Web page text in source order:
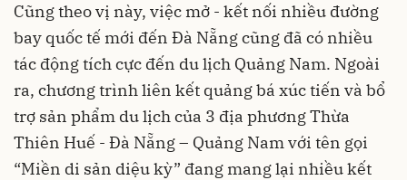
Cũng theo vị này, việc mở - kết nối nhiều đường
bay quốc tế mới đến Đà Nẵng cũng đã có nhiều
tác động tích cực đến du lịch Quảng Nam. Ngoài
ra, chương trình liên kết quảng bá xúc tiến và bổ
trợ sản phẩm du lịch của 3 địa phương Thừa
Thiên Huế - Đà Nẵng – Quảng Nam với tên gọi
“Miền di sản diệu kỳ” đang mang lại nhiều kết